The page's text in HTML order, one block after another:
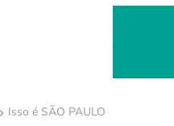
Isso é SÃO PAULO